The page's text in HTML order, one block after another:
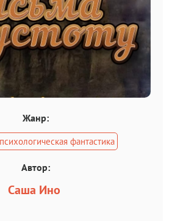
Жанр:
фантастика
Автор:
Саша Ино